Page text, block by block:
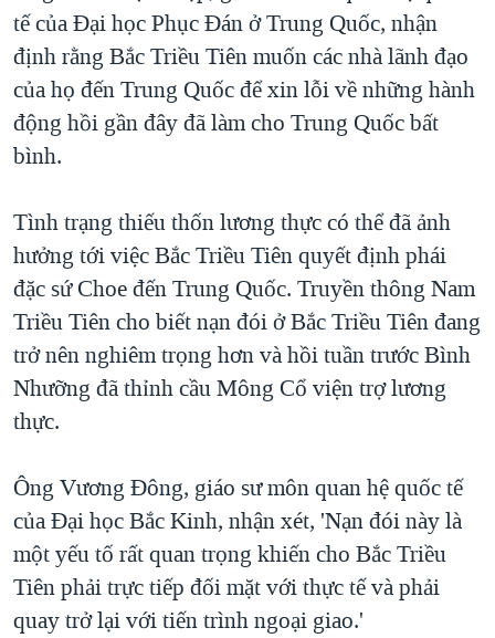
tế của Đại học Phục Đán ở Trung Quốc, nhận
định rằng Bắc Triều Tiên muốn các nhà lãnh đạo
của họ đến Trung Quốc để xin lỗi về những hành
động hồi gần đây đã làm cho Trung Quốc bất
bình.
Tình trạng thiếu thốn lương thực có thể đã ảnh
hưởng tới việc Bắc Triều Tiên quyết định phái
đặc sứ Choe đến Trung Quốc. Truyền thông Nam
Triều Tiên cho biết nạn đói ở Bắc Triều Tiên đang
trở nên nghiêm trọng hơn và hồi tuần trước Bình
Nhưỡng đã thỉnh cầu Mông Cổ viện trợ lương
thực.
Ông Vương Đông, giáo sư môn quan hệ quốc tế
của Đại học Bắc Kinh, nhận xét, 'Nạn đói này là
một yếu tố rất quan trọng khiến cho Bắc Triều
Tiên phải trực tiếp đối mặt với thực tế và phải
quay trở lại với tiến trình ngoại giao.'